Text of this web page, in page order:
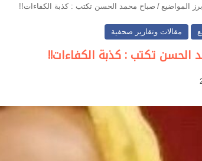
المواضيع / صباح محمد الحسن تكتب : كذبة الكفاءات!!
مقالات وتقارير صحفية
الحسن تكتب : كذبة الكفاءات!!